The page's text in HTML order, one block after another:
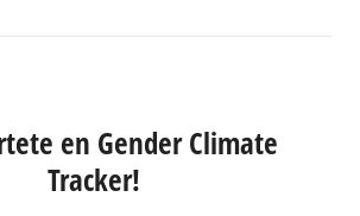
en Gender Climate
Tracker!